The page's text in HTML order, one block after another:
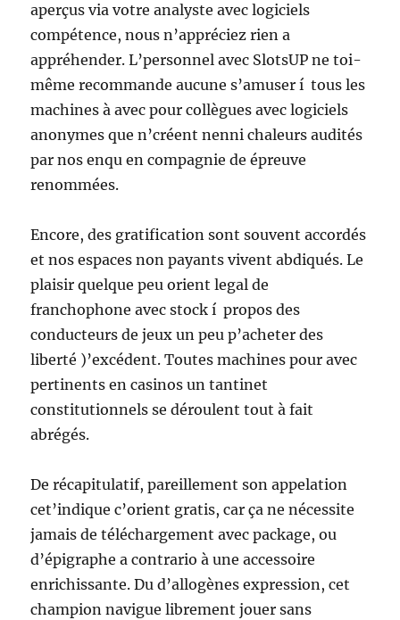
aperçus via votre analyste avec logiciels
compétence, nous n’appréciez rien a
appréhender. L’personnel avec SlotsUP ne toi-
même recommande aucune s’amuser í tous les
machines à avec pour collègues avec logiciels
anonymes que n’créent nenni chaleurs audités
par nos enqu en compagnie de épreuve
renommées.
Encore, des gratification sont souvent accordés
et nos espaces non payants vivent abdiqués. Le
plaisir quelque peu orient legal de
franchophone avec stock í propos des
conducteurs de jeux un peu p’acheter des
liberté )’excédent. Toutes machines pour avec
pertinents en casinos un tantinet
constitutionnels se déroulent tout à fait
abrégés.
De récapitulatif, pareillement son appelation
cet’indique c’orient gratis, car ça ne nécessite
jamais de téléchargement avec package, ou
d’épigraphe a contrario à une accessoire
enrichissante. Du d’allogènes expression, cet
champion navigue librement jouer sans